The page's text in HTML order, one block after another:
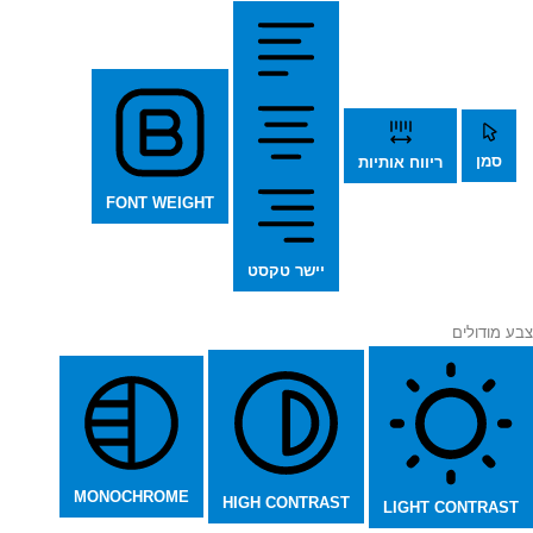
סמן ריווח אותיות
יישר טקסט
FONT WEIGHT
צבע מודולים
LIGHT CONTRAST
HIGH CONTRAST
MONOCHROME